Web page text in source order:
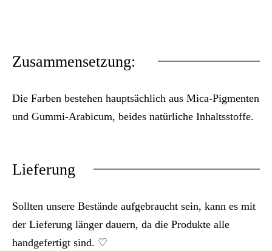
Zusammensetzung:
Die Farben bestehen hauptsächlich aus Mica-Pigmenten
und Gummi-Arabicum, beides natürliche Inhaltsstoffe.
Lieferung
Sollten unsere Bestände aufgebraucht sein, kann es mit
der Lieferung länger dauern, da die Produkte alle
handgefertigt sind. ♡